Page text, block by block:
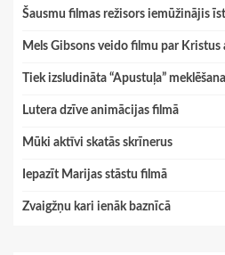
Šausmu filmas režisors iemūžinājis
Mels Gibsons veido filmu par Kristus
Tiek izsludināta “Apustuļa” meklēšana
Lutera dzīve animācijas filmā
Mūki aktīvi skatās skrīnerus
Iepazīt Marijas stāstu filmā
Zvaigžņu kari ienāk baznīcā